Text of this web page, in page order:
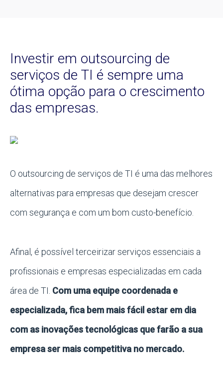
Investir em outsourcing de
serviços de TI é sempre uma
ótima opção para o crescimento
das empresas.
O outsourcing de serviços de TI é uma das melhores
alternativas para empresas que desejam crescer
com segurança e com um bom custo-benefício.
Afinal, é possível terceirizar serviços essenciais a
profissionais e empresas especializadas em cada
área de TI. Com uma equipe coordenada e
especializada, fica bem mais fácil estar em dia
com as inovações tecnológicas que farão a sua
empresa ser mais competitiva no mercado.